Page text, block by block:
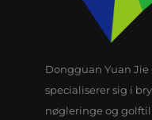
Dongguan Yuan Jie
specialiserer sig i
nøgleringe og